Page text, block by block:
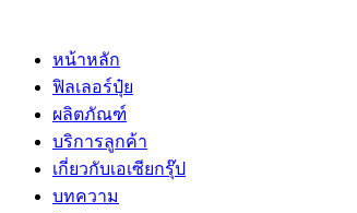
หน้าหลัก
ฟิลเลอร์ปุ๋ย
ผลิตภัณฑ์
บริการลูกค้า
เกี่ยวกับเอเซียกรุ๊ป
บทความ